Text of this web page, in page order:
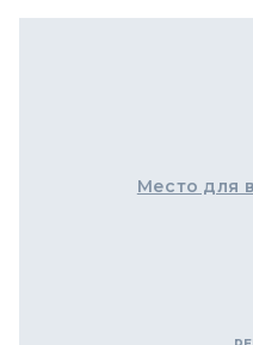
Место для